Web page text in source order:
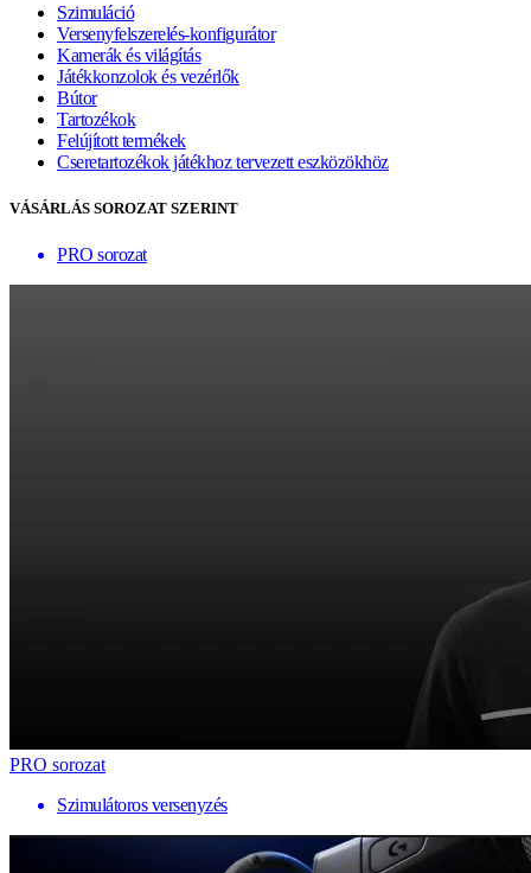
Szimuláció
Versenyfelszerelés-konfigurátor
Kamerák és világítás
Játékkonzolok és vezérlők
Bútor
Tartozékok
Felújított termékek
Cseretartozékok játékhoz tervezett eszközökhöz
VÁSÁRLÁS SOROZAT SZERINT
PRO sorozat
PRO sorozat
Szimulátoros versenyzés